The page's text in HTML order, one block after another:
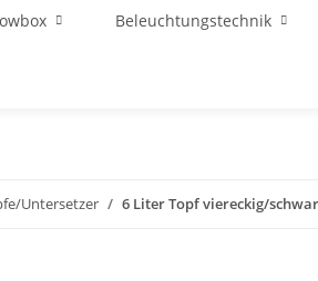
Beleuchtungstechnik
Untersetzer 6 Liter Topf viereckig/